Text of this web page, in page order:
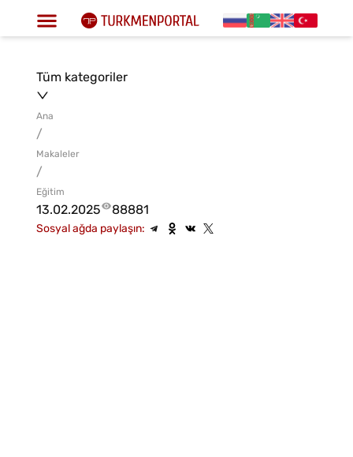
Tüm kategoriler
Ana
/
Makaleler
/
Eğitim
13.02.2025 88881
Sosyal ağda paylaşın: